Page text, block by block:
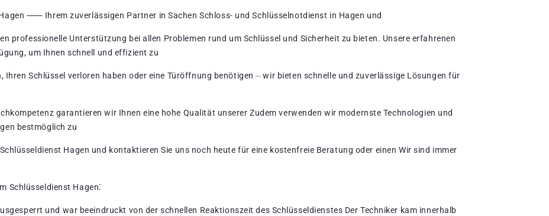
⸺ Ihrem zuverlässigen Partner in Sachen Schloss- und Schlüsselnotdienst in Hagen und
professionelle Unterstützung bei allen Problemen rund um Schlüssel und Sicherheit zu bieten. Unsere erfahrenen
um Ihnen schnell und effizient zu
Ihren Schlüssel verloren haben oder eine Türöffnung benötigen ⏤ wir bieten schnelle und zuverlässige Lösungen für
garantieren wir Ihnen eine hohe Qualität unserer Zudem verwenden wir modernste Technologien und
bestmöglich zu
Hagen und kontaktieren Sie uns noch heute für eine kostenfreie Beratung oder einen Wir sind immer
Schlüsseldienst Hagen⁚
und war beeindruckt von der schnellen Reaktionszeit des Schlüsseldienstes Der Techniker kam innerhalb